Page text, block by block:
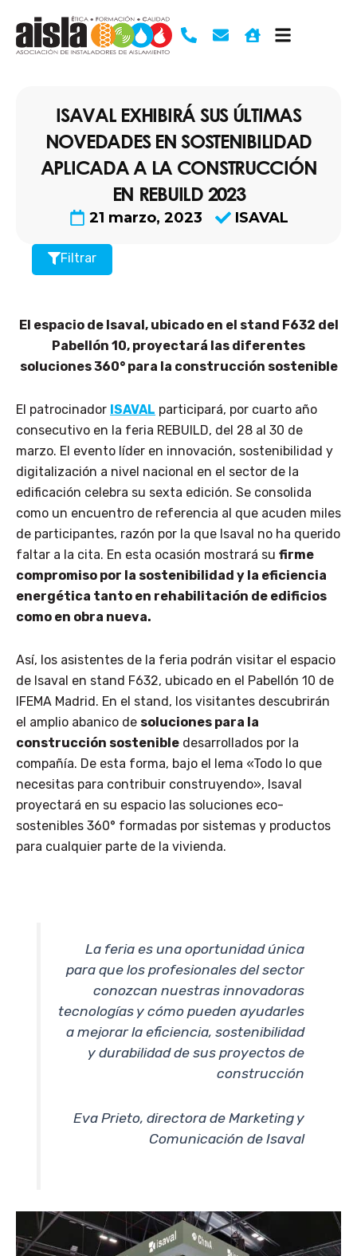
contenido
ISAVAL EXHIBIRÁ SUS ÚLTIMAS
NOVEDADES EN SOSTENIBILIDAD
APLICADA A LA CONSTRUCCIÓN
EN REBUILD 2023
21 marzo, 2023 ISAVAL
Filtrar
El espacio de Isaval, ubicado en el stand F632 del
Pabellón 10, proyectará las diferentes
soluciones 360° para la construcción sostenible
El patrocinador ISAVAL participará, por cuarto año
consecutivo en la feria REBUILD, del 28 al 30 de
marzo. El evento líder en innovación, sostenibilidad y
digitalización a nivel nacional en el sector de la
edificación celebra su sexta edición. Se consolida
como un encuentro de referencia al que acuden miles
de participantes, razón por la que Isaval no ha querido
faltar a la cita. En esta ocasión mostrará su firme
compromiso por la sostenibilidad y la eficiencia
energética tanto en rehabilitación de edificios
como en obra nueva.
Así, los asistentes de la feria podrán visitar el espacio
de Isaval en stand F632, ubicado en el Pabellón 10 de
IFEMA Madrid. En el stand, los visitantes descubrirán
el amplio abanico de soluciones para la
construcción sostenible desarrollados por la
compañía. De esta forma, bajo el lema «Todo lo que
necesitas para contribuir construyendo», Isaval
proyectará en su espacio las soluciones eco-
sostenibles 360° formadas por sistemas y productos
para cualquier parte de la vivienda.
La feria es una oportunidad única
para que los profesionales del sector
conozcan nuestras innovadoras
tecnologías y cómo pueden ayudarles
a mejorar la eficiencia, sostenibilidad
y durabilidad de sus proyectos de
construcción
Eva Prieto, directora de Marketing y
Comunicación de Isaval